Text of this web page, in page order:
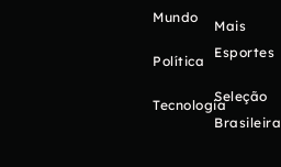
Mundo
Política
Tecnologia
Mais
Esportes
Seleção
Brasileira